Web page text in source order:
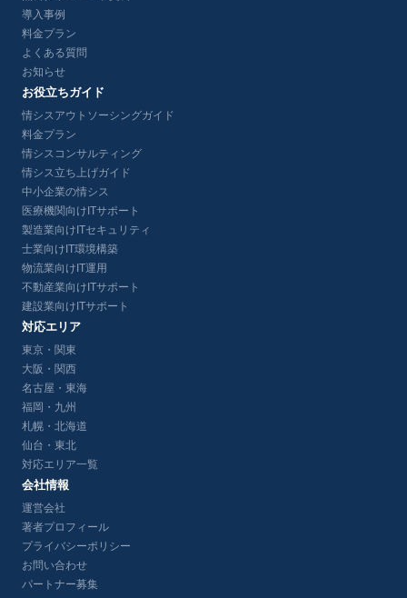
導入事例
料金プラン
よくある質問
お知らせ
お役立ちガイド
情シスアウトソーシングガイド
料金プラン
情シスコンサルティング
情シス立ち上げガイド
中小企業の情シス
医療機関向けITサポート
製造業向けITセキュリティ
士業向けIT環境構築
物流業向けIT運用
不動産業向けITサポート
建設業向けITサポート
対応エリア
東京・関東
大阪・関西
名古屋・東海
福岡・九州
札幌・北海道
仙台・東北
対応エリア一覧
会社情報
運営会社
著者プロフィール
プライバシーポリシー
お問い合わせ
パートナー募集